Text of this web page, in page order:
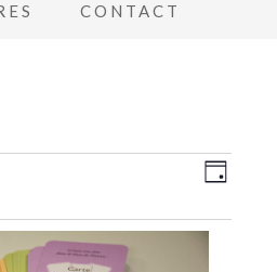
CONTACT
parvues
JOUR